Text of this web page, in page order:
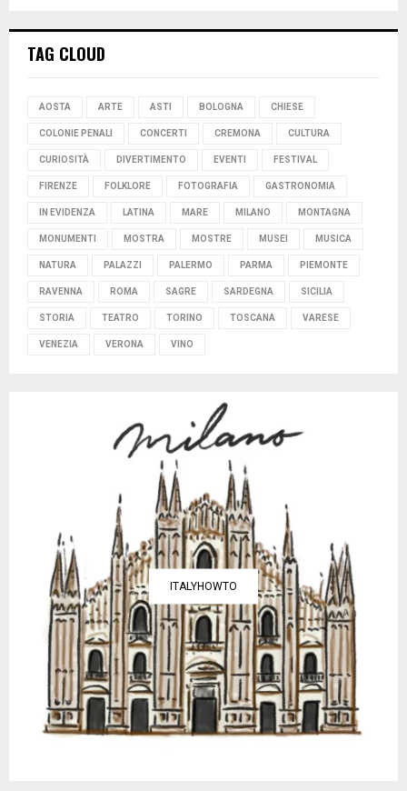
TAG CLOUD
AOSTA ARTE ASTI BOLOGNA CHIESE
COLONIE PENALI CONCERTI CREMONA CULTURA
CURIOSITÀ DIVERTIMENTO EVENTI FESTIVAL
FIRENZE FOLKLORE FOTOGRAFIA GASTRONOMIA
IN EVIDENZA LATINA MARE MILANO MONTAGNA
MONUMENTI MOSTRA MOSTRE MUSEI MUSICA
NATURA PALAZZI PALERMO PARMA PIEMONTE
RAVENNA ROMA SAGRE SARDEGNA SICILIA
STORIA TEATRO TORINO TOSCANA VARESE
VENEZIA VERONA VINO
ITALYHOWTO